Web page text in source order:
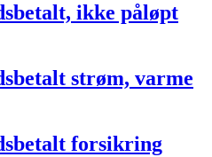
ikke påløpt
strøm, varme
forsikring